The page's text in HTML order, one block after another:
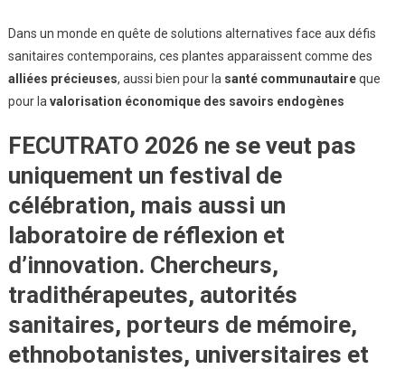
Dans un monde en quête de solutions alternatives face aux défis
sanitaires contemporains, ces plantes apparaissent comme des
alliées précieuses, aussi bien pour la santé communautaireque
pour la valorisation économique des savoirs endogènes
FECUTRATO 2026 ne se veut pas
uniquement un festival de
célébration, mais aussi un
laboratoire de réflexion et
d’innovation. Chercheurs,
tradithérapeutes, autorités
sanitaires, porteurs de mémoire,
ethnobotanistes, universitaires et